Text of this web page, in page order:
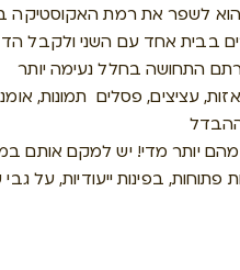
לשפר את רמת האקוסטיקה
בבית אחד עם השני ולקבל הד
התחושה בחלל נעימה יותר
עציצים, פסלים תמונות,
יותר מדי! יש למקם אותם
פתוחות, בפינות ייעודיות, על